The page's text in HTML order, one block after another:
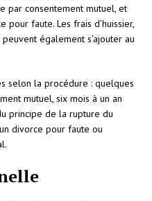
par consentement mutuel, et
pour faute. Les frais d’huissier,
également s’ajouter au
selon la procédure : quelques
mutuel, six mois à un an
principe de la rupture du
divorce pour faute ou